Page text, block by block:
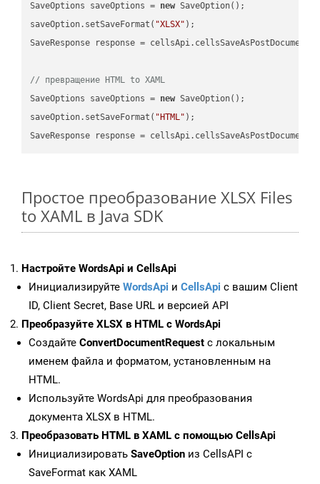
SaveOptions saveOptions = new SaveOption();
saveOption.setSaveFormat( "XLSX" );
SaveResponse response =
// превращение HTML to XAML
SaveOptions saveOptions = new SaveOption();
saveOption.setSaveFormat( "HTML" );
SaveResponse response =
Простое преобразование XLSX Files
to XAML в Java SDK
Настройте WordsApi и CellsApi
Инициализируйте WordsApi и CellsApi с вашим Client
ID, Client Secret, Base URL и версией API
Преобразуйте XLSX в HTML с WordsApi
Создайте ConvertDocumentRequest с локальным
именем файла и форматом, установленным на
HTML.
Используйте WordsApi для преобразования
документа XLSX в HTML.
Преобразовать HTML в XAML с помощью CellsApi
Инициализировать SaveOption из CellsAPI с
SaveFormat как XAML